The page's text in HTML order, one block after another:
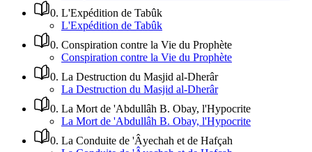
0. L'Expédition de Tabûk
L'Expédition de Tabûk
0. Conspiration contre la Vie du Prophète
Conspiration contre la Vie du Prophète
0. La Destruction du Masjid al-Dherâr
La Destruction du Masjid al-Dherâr
0. La Mort de 'Abdullâh B. Obay, l'Hypocrite
La Mort de 'Abdullâh B. Obay, l'Hypocrite
0. La Conduite de 'Âyechah et de Hafçah